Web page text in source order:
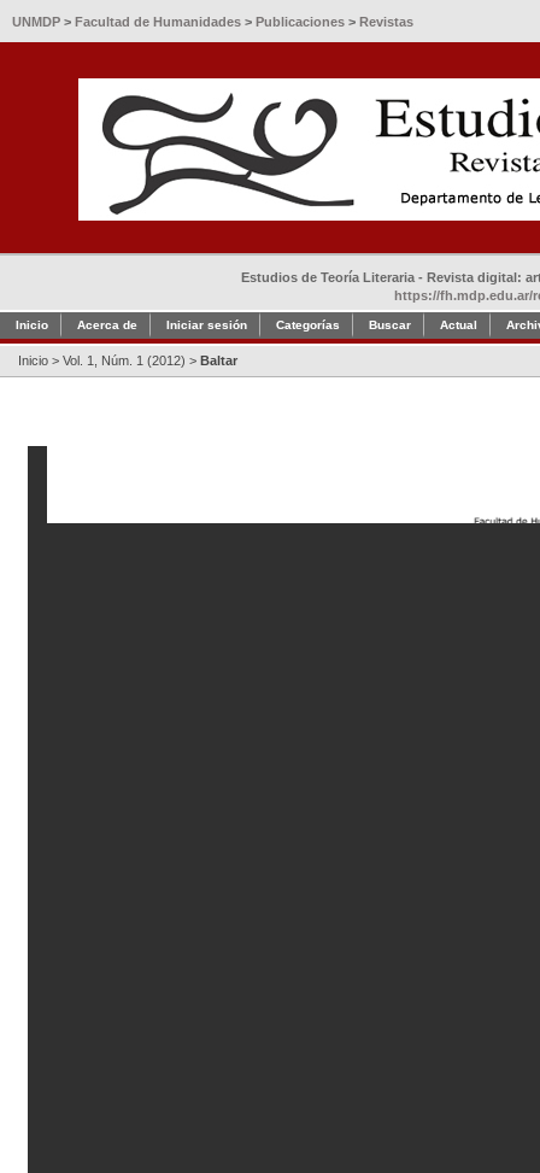
UNMDP > Facultad de Humanidades > Publicaciones > Revistas
Estudios de Teoría Literaria - Revista digital:
https://fh.mdp.edu.ar/
Inicio Acerca de Iniciar sesión Categorías Buscar Actual
Inicio > Vol. 1, Núm. 1 (2012) > Baltar